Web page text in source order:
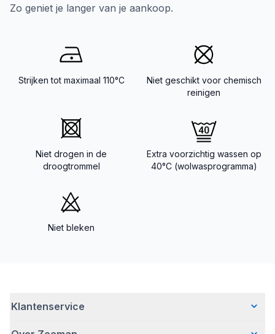
Zo geniet je langer van je aankoop.
Strijken tot maximaal 110°C
Niet geschikt voor chemisch
reinigen
Niet drogen in de
droogtrommel
Extra voorzichtig wassen op
40°C (wolwasprogramma)
Niet bleken
Klantenservice